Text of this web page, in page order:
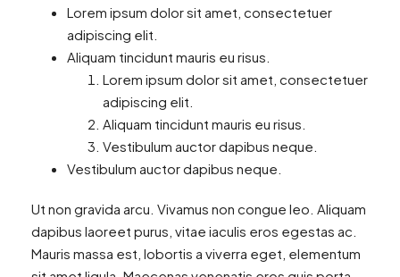
Lorem ipsum dolor sit amet, consectetuer
adipiscing elit.
Aliquam tincidunt mauris eu risus.
Lorem ipsum dolor sit amet, consectetuer
adipiscing elit.
Aliquam tincidunt mauris eu risus.
Vestibulum auctor dapibus neque.
Vestibulum auctor dapibus neque.
Ut non gravida arcu. Vivamus non congue leo. Aliquam
dapibus laoreet purus, vitae iaculis eros egestas ac.
Mauris massa est, lobortis a viverra eget, elementum